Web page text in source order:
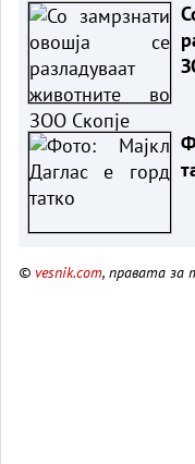
© vesnik.com, правата за